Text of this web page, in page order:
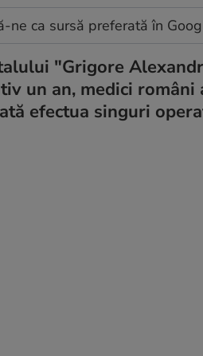
ne ca sursă preferată în
"Grigore
un an, medici români
efectua singuri